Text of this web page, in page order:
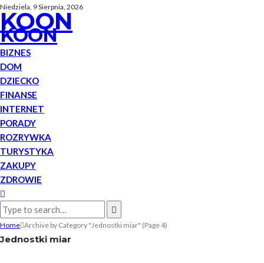
Niedziela, 9 Sierpnia, 2026
KOON
KOON
BIZNES
DOM
DZIECKO
FINANSE
INTERNET
PORADY
ROZRYWKA
TURYSTYKA
ZAKUPY
ZDROWIE
Home Archive by Category "Jednostki miar" (Page 4)
Jednostki miar